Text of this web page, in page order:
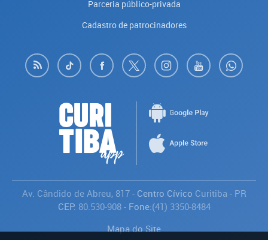
Parceria público-privada
Cadastro de patrocinadores
Av. Cândido de Abreu, 817- Centro Cívico Curitiba- PR
CEP: 80.530-908- Fone:(41) 3350-8484
Mapa do Site